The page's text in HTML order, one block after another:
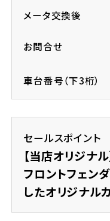
メータ交換後
お問合せ
車台番号（下3桁）
セールスポイント
【当店オリジナ
フロントフェン
したオリジナル
ホンダドリー
ホンダドリー
ホンダドリー
茨城県
ホンダドリー